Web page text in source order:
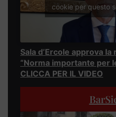
cookie per questo
Sala d’Ercole approva
“Norma importante per
CLICCA PER IL VIDEO